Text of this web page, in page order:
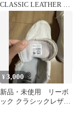
CLASSIC LEATHER ク
¥3,000
新品・未使用 リーボ
ック クラシックレザー